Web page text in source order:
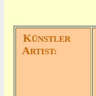
KÜNSTLER
ARTIST: